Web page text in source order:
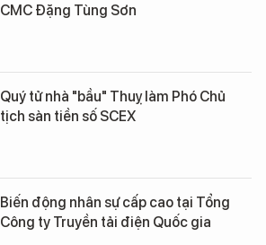
CMC Đặng Tùng Sơn
Quý tử nhà "bầu" Thuỵ làm Phó Chủ
tịch sàn tiền số SCEX
Biến động nhân sự cấp cao tại Tổng
Công ty Truyền tải điện Quốc gia